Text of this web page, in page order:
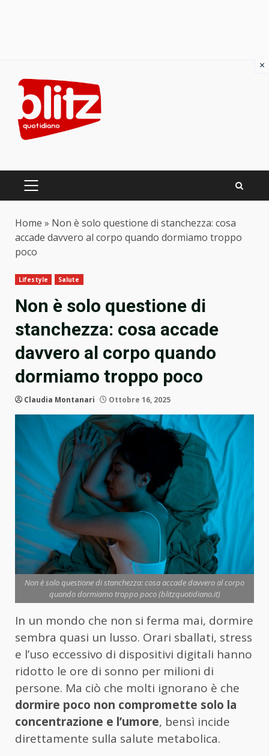
content
PRIMARY
Home » Non è solo questione di stanchezza: cosa
accade davvero al corpo quando dormiamo troppo
poco
Lifestyle Salute
Non è solo questione di
stanchezza: cosa accade
davvero al corpo quando
dormiamo troppo poco
Claudia Montanari Ottobre 16, 2025
Non è solo questione di stanchezza: cosa accade davvero al corpo
quando dormiamo troppo poco (blitzquotidiano.it)
In un mondo che non si ferma mai, dormire
sembra quasi un lusso. Orari sballati, stress
e l’uso eccessivo di dispositivi digitali hanno
ridotto le ore di sonno per milioni di
persone. Ma ciò che molti ignorano è che
dormire poco non compromette solo la
concentrazione e l’umore, bensì incide
direttamente sulla salute metabolica.
×